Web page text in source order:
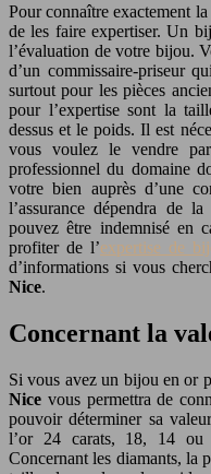
Pour connaître exactement
de les faire expertiser. Un
l’évaluation de votre bijou.
d’un commissaire-priseur
surtout pour les pièces
pour l’expertise sont la
dessus et le poids. Il est
vous voulez le vendre
professionnel du domaine
votre bien auprès d’une
l’assurance dépendra de
pouvez être indemnisé en
profiter de l’expertise de
d’informations si vous
Nice.
Concernant la
Si vous avez un bijou en or
Nice vous permettra de
pouvoir déterminer sa
l’or 24 carats, 18, 14 ou
Concernant les diamants, la